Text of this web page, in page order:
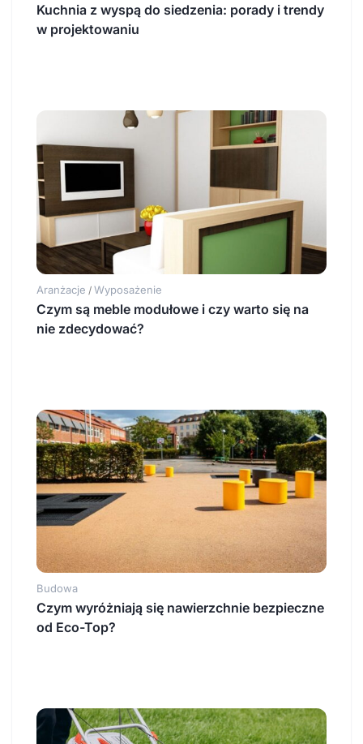
Kuchnia z wyspą do siedzenia: porady i trendy
w projektowaniu
Aranżacje / Wyposażenie
Czym są meble modułowe i czy warto się na
nie zdecydować?
Budowa
Czym wyróżniają się nawierzchnie bezpieczne
od Eco-Top?